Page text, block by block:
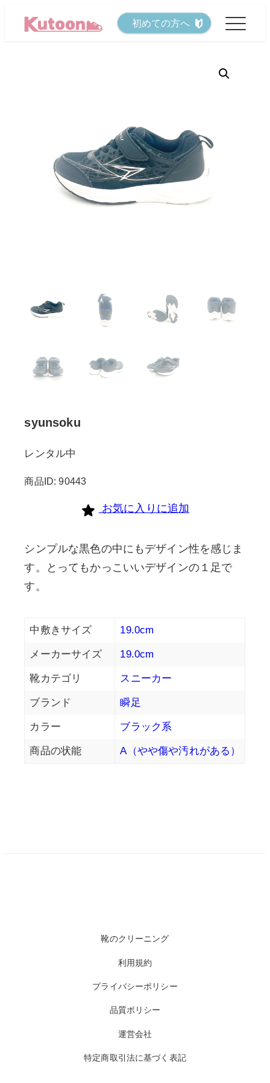
初めての方へ
syunsoku
レンタル中
商品ID: 90443
お気に入りに追加
シンプルな黒色の中にもデザイン性を感じま
す。とってもかっこいいデザインの１足で
す。
中敷きサイズ 19.0cm
メーカーサイズ 19.0cm
靴カテゴリ スニーカー
ブランド 瞬足
カラー ブラック系
商品の状能 A（やや傷や汚れがある）
靴のクリーニング
利用規約
プライバシーポリシー
品質ポリシー
運営会社
特定商取引法に基づく表記